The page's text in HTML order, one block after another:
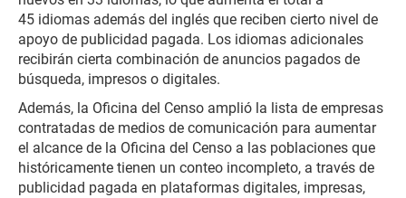
45 idiomas además del inglés que reciben cierto nivel de
apoyo de publicidad pagada. Los idiomas adicionales
recibirán cierta combinación de anuncios pagados de
búsqueda, impresos o digitales.
Además, la Oficina del Censo amplió la lista de empresas
contratadas de medios de comunicación para aumentar
el alcance de la Oficina del Censo a las poblaciones que
históricamente tienen un conteo incompleto, a través de
publicidad pagada en plataformas digitales, impresas,